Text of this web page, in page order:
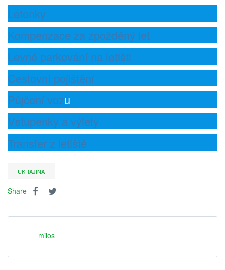
Letenky
Kompenzace za zpožděný let
Levné parkování na letišti
Cestovní pojištění
Půjčení vozu
Vstupenky a výlety
Transfer z letiště
UKRAJINA
Share
milos